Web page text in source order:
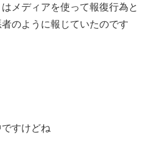
メディアを使って報復行為と
のように報じていたのです
すけどね